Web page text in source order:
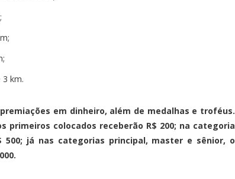
km.
em dinheiro, além de medalhas e troféus.
colocados receberão R$ 200; na categoria
500; já nas categorias principal, master e sênior, o